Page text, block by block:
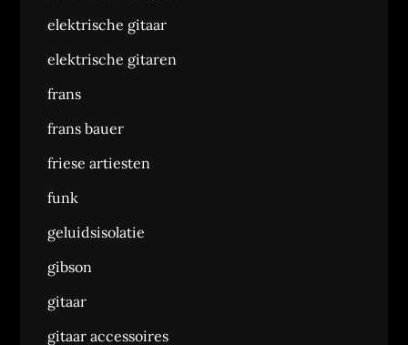
elektrische gitaar
elektrische gitaren
frans
frans bauer
friese artiesten
funk
geluidsisolatie
gibson
gitaar
gitaar accessoires